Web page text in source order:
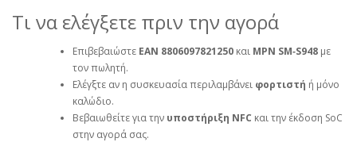
Τι να ελέγξετε πριν την αγορά
Επιβεβαιώστε EAN 8806097821250 και MPN SM‑S948 με
τον πωλητή.
Ελέγξτε αν η συσκευασία περιλαμβάνει φορτιστή ή μόνο
καλώδιο.
Βεβαιωθείτε για την υποστήριξη NFC και την έκδοση SoC
στην αγορά σας.